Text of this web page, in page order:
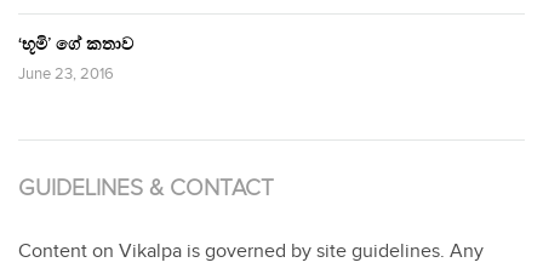
‘භූමි’ ගේ කතාව
June 23, 2016
GUIDELINES & CONTACT
Content on Vikalpa is governed by site guidelines. Any